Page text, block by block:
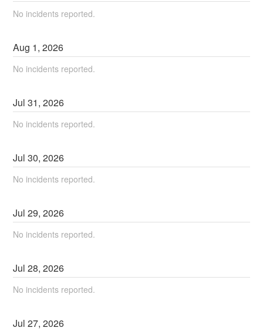
No incidents reported.
Aug 1,2026
No incidents reported.
Jul31,2026
No incidents reported.
Jul30,2026
No incidents reported.
Jul29,2026
No incidents reported.
Jul28,2026
No incidents reported.
Jul27,2026